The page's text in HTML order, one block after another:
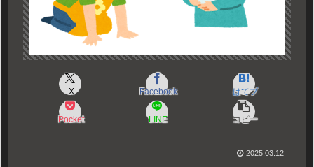
X Facebook はてブ
Pocket LINE コピー
2025.03.12